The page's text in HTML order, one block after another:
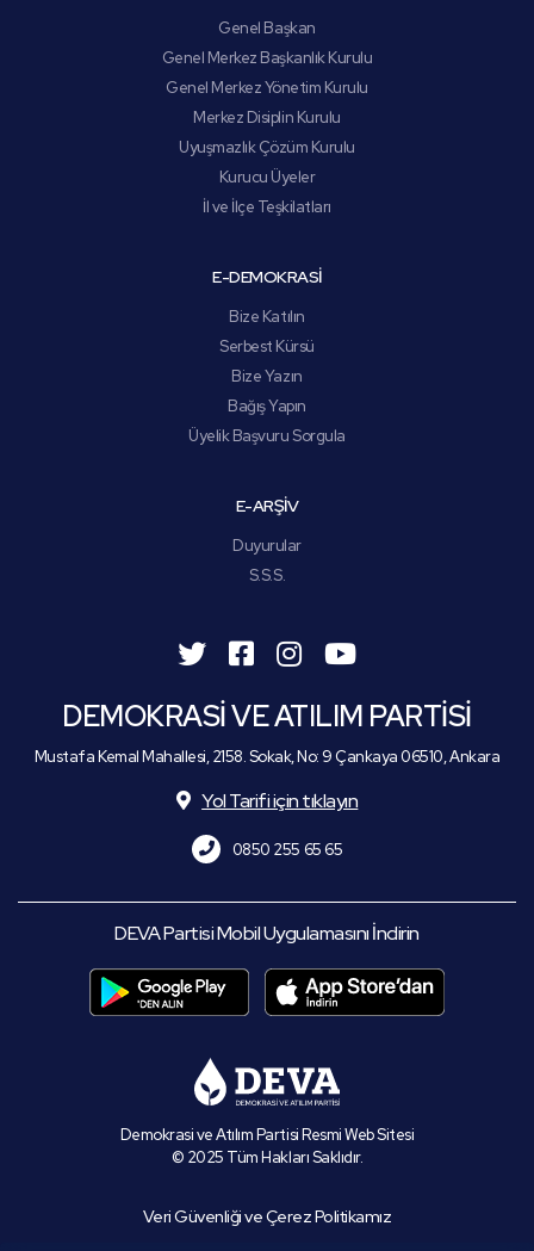
Genel Başkan
Genel Merkez Başkanlık Kurulu
Genel Merkez Yönetim Kurulu
Merkez Disiplin Kurulu
Uyuşmazlık Çözüm Kurulu
Kurucu Üyeler
İl ve İlçe Teşkilatları
E-DEMOKRASİ
Bize Katılın
Serbest Kürsü
Bize Yazın
Bağış Yapın
Üyelik Başvuru Sorgula
E-ARŞİV
Duyurular
S.S.S.
DEMOKRASİ VE ATILIM PARTİSİ
Mustafa Kemal Mahallesi, 2158. Sokak, No: 9 Çankaya 06510, Ankara
Yol Tarifi için tıklayın
0850 255 65 65
DEVA Partisi Mobil Uygulamasını İndirin
Demokrasi ve Atılım Partisi Resmi Web Sitesi
© 2025 Tüm Hakları Saklıdır.
Veri Güvenliği ve Çerez Politikamız